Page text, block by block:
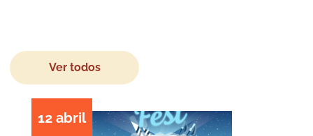
Ver todos
12 abril